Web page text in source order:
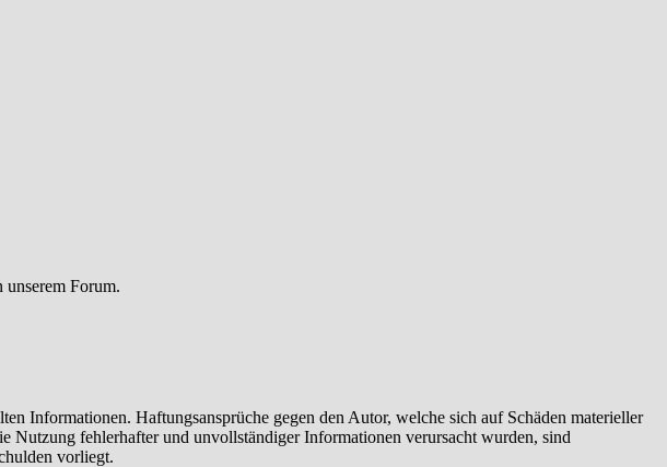
unserem Forum.
Informationen. Haftungsansprüche gegen den Autor, welche sich auf Schäden materieller
fehlerhafter und unvollständiger Informationen verursacht wurden, sind
vorliegt.